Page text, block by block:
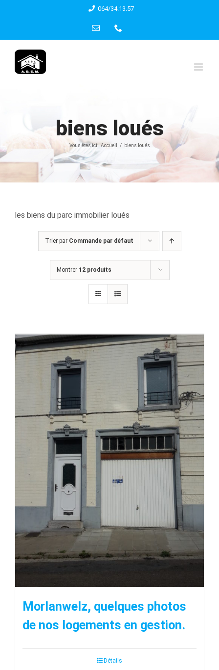
content
064/34.13.57
Email
biens loués
Vous êtes ici: Accueil biens loués
les biens du parc immobilier loués
Trier par Commande par défaut
Montrer 12 produits
Morlanwelz, quelques photos
de nos logements en gestion.
Détails